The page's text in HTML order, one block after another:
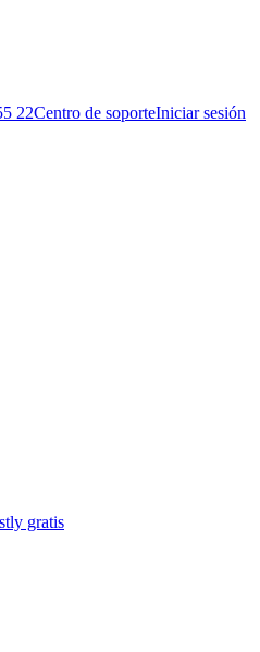
22Centro de soporteIniciar sesión
gratis